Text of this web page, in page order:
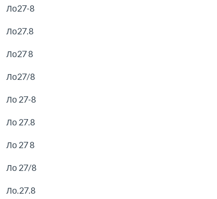
Ло27-8
Ло27.8
Ло27 8
Ло27/8
Ло 27-8
Ло 27.8
Ло 27 8
Ло 27/8
Ло.27.8